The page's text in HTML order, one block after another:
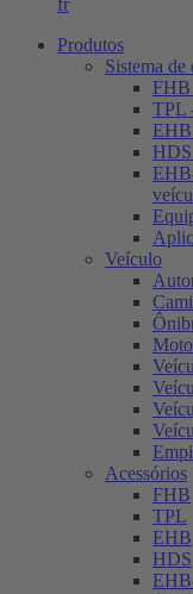
Produtos
Sistema de
FHB
TPL
EHB
Veículo
Acessórios
FHB
TPL
EHB
HDS